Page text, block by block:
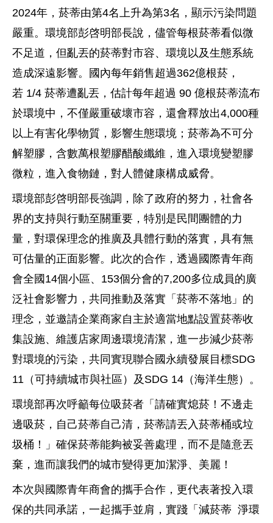
2024年，菸蒂由第4名上升為第3名，顯示污染問題
嚴重。環境部彭啓明部長說，儘管每根菸蒂看似微
不足道，但亂丟的菸蒂對市容、環境以及生態系統
造成深遠影響。國內每年銷售超過362億根菸，
若 1/4 菸蒂遭亂丟，估計每年超過 90 億根菸蒂流布
於環境中，不僅嚴重破壞市容，還會釋放出4,000種
以上有害化學物質，影響生態環境；菸蒂為不可分
解塑膠，含數萬根塑膠醋酸纖維，進入環境變塑膠
微粒，進入食物鏈，對人體健康構成威脅。
環境部彭啓明部長強調，除了政府的努力，社會各
界的支持與行動至關重要，特別是民間團體的力
量，對環保理念的推廣及具體行動的落實，具有無
可估量的正面影響。此次的合作，透過國際青年商
會全國 14個小區、 153個分會的7,200多位成員的廣
泛社會影響力，共同推動及落實「菸蒂不落地」的
理念，並邀請企業商家自主於適當地點設置菸蒂收
集設施、維護店家周邊環境清潔，進一步減少菸蒂
對環境的污染，共同實現聯合國永續發展目標SDG
11 （可持續城市與社區）及 SDG 14 （海洋生態）。
環境部再次呼籲每位吸菸者「請確實熄菸！不邊走
邊吸菸，自己菸蒂自己清，菸蒂請丟入菸蒂桶或垃
圾桶！」確保菸蒂能夠被妥善處理，而不是隨意丟
棄，進而讓我們的城市變得更加潔淨、美麗 ！
本次與國際青年商會的攜手合作，更代表著投入環
保的共同承諾，一起攜手並肩，實踐 「 減菸蒂 淨環